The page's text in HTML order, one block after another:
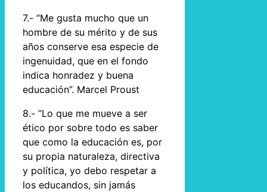
7.- “Me gusta mucho que un
hombre de su mérito y de sus
años conserve esa especie de
ingenuidad, que en el fondo
indica honradez y buena
educación”. Marcel Proust
8.- “Lo que me mueve a ser
ético por sobre todo es saber
que como la educación es, por
su propia naturaleza, directiva
y política, yo debo respetar a
los educandos, sin jamás